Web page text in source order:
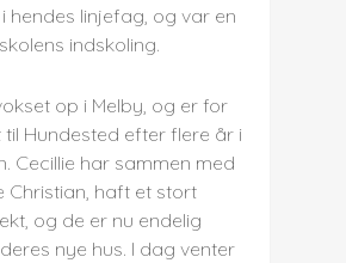
hendes linjefag, og var en
indskoling.
op i Melby, og er for
Hundested efter flere år i
Cecillie har sammen med
Christian, haft et stort
og de er nu endelig
nye hus. I dag venter